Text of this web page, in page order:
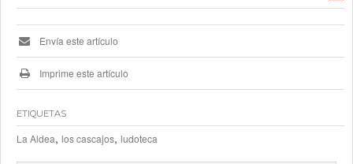
Envía este artículo
Imprime este artículo
ETIQUETAS
La Aldea, los cascajos, ludoteca